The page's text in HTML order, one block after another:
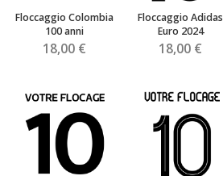
Floccaggio Colombia
100 anni
18,00 €
Floccaggio Adidas
Euro 2024
18,00 €